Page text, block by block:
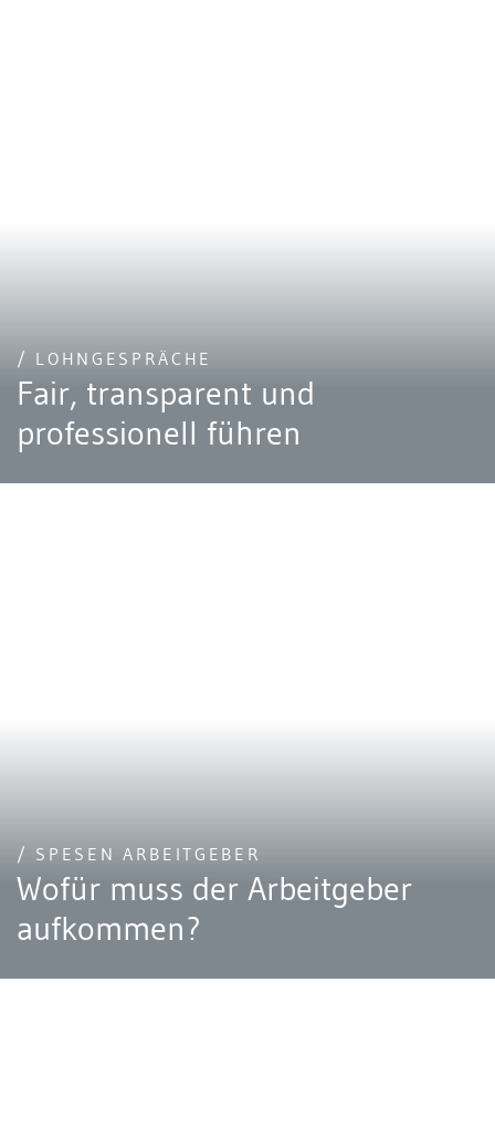
/ LOHNGESPRÄCHE
Fair, transparent und
professionell führen
/ SPESEN ARBEITGEBER
Wofür muss der Arbeitgeber
aufkommen?